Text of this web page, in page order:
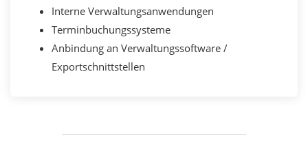
Interne Verwaltungsanwendungen
Terminbuchungssysteme
Anbindung an Verwaltungssoftware /
Exportschnittstellen